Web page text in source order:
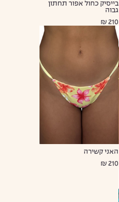
בייסיק כחול אפור תחתון
גבוה
210 ₪
האני קשירה
210 ₪